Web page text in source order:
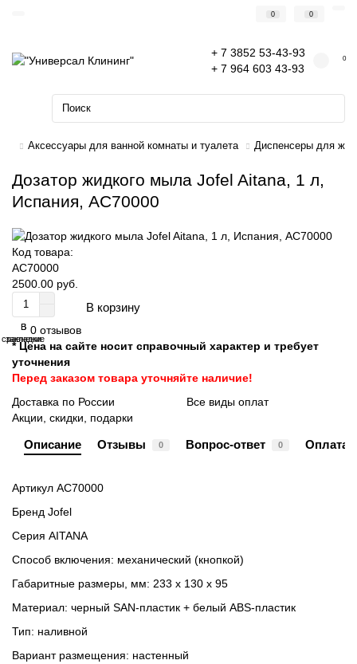
0 0
+ 7 3852 53-43-93
+ 7 964 603 43-93
0
Аксессуары для ванной комнаты и туалета Диспенсеры для
Дозатор жидкого мыла Jofel Aitana, 1 л,
Испания, AC70000
Код товара:
AC70000
2500.00 руб.
В корзину
В
закладки
В
сравнение
0 отзывов
* Цена на сайте носит справочный характер и требует
уточнения
Перед заказом товара уточняйте наличие!
Доставка по России
Все виды оплат
Акции, скидки, подарки
Описание Отзывы 0 Вопрос-ответ 0 Оплата
Артикул AC70000
Бренд Jofel
Серия AITANA
Способ включения: механический (кнопкой)
Габаритные размеры, мм: 233 х 130 х 95
Материал: черный SAN-пластик + белый ABS-пластик
Тип: наливной
Вариант размещения: настенный